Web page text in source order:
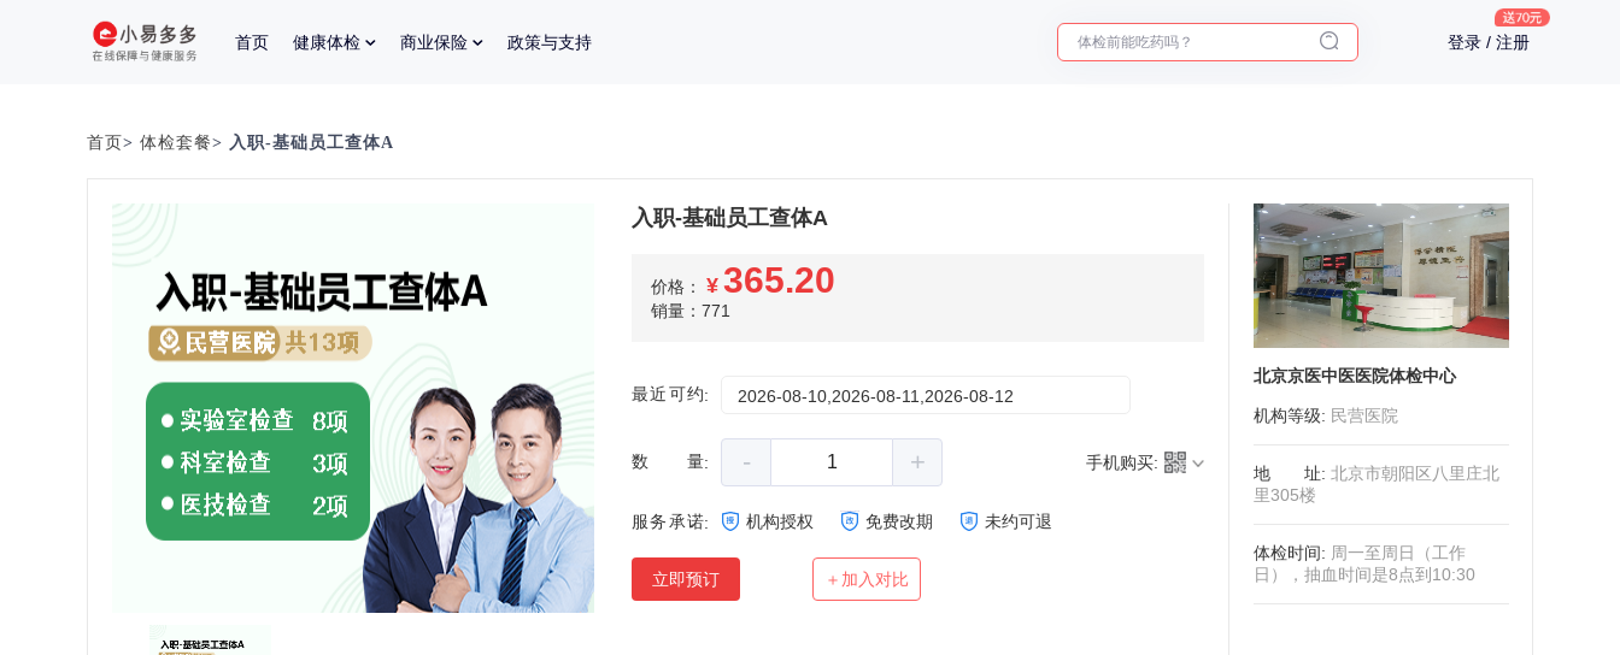
首页 健康体检 商业保险 政策与支持 十大理由告诉你为什么要买保险 登录 / 注册
首页> 体检套餐> 入职-基础员工查体A
入职-基础员工查体A
价格： ¥ 365.20
销量：771
最近可约: 2026-08-10,2026-08-11,2026-08-12
数量: - + 手机购买:
服务承诺: 机构授权 免费改期 未约可退
立即预订 ＋加入对比
北京京医中医医院体检中心
机构等级: 民营医院
地址: 北京市朝阳区八里庄北
里305楼
体检时间: 周一至周日（工作
日），抽血时间是8点到10:30